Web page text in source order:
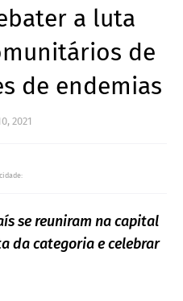
a luta
de
de endemias
2021
se reuniram na capital
da categoria e celebrar